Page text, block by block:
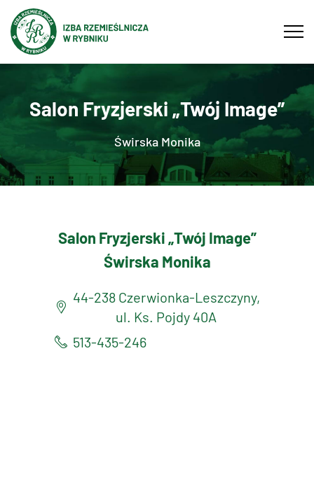
Salon Fryzjerski „Twój Image”
Świrska Monika
Salon Fryzjerski „Twój Image”
Świrska Monika
44-238 Czerwionka-Leszczyny,
ul. Ks. Pojdy 40A
513-435-246